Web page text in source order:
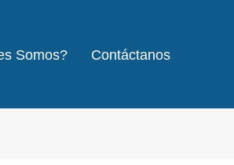
Somos? Contáctanos